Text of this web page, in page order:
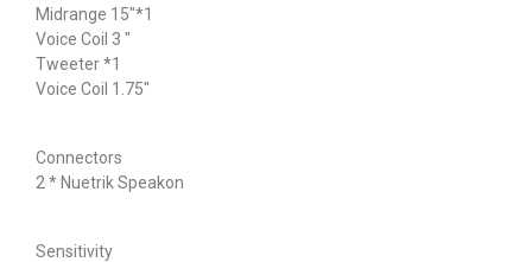
Midrange 15"*1
Voice Coil 3 "
Tweeter *1
Voice Coil 1.75"
Connectors
2 * Nuetrik Speakon
Sensitivity